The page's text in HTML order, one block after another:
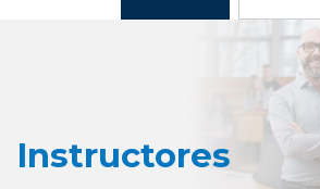
Instructores